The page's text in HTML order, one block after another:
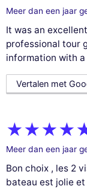
Meer dan een jaar
It was an
professional tour
information with
Vertalen met
Meer dan een jaar
Bon choix , les 2
bateau est jolie